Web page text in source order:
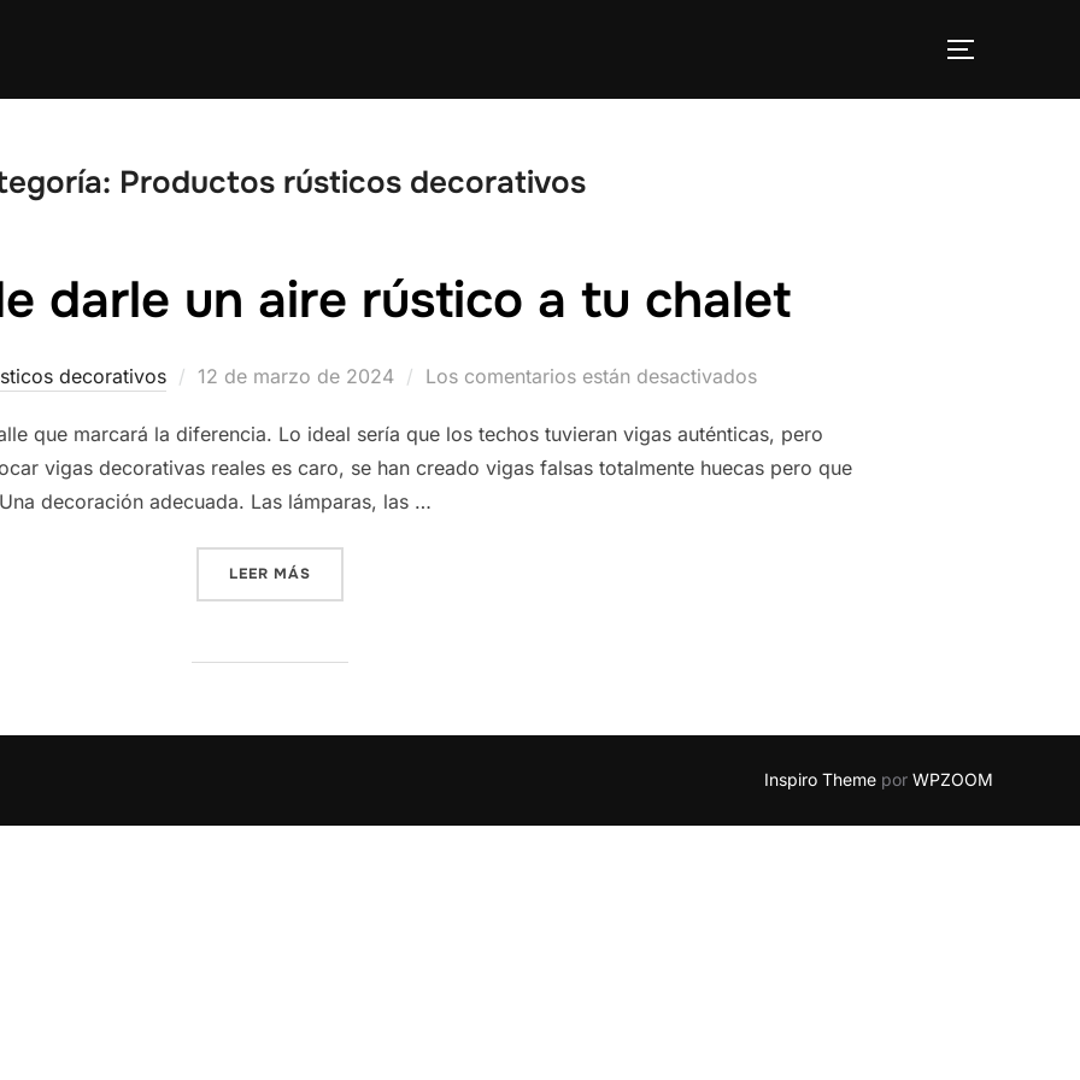
Productos rústicos decorativos
darle un aire rústico a tu chalet
decorativos
Publicado
12 de marzo de 2024 Los comentarios están desactivados
que marcará la diferencia. Lo ideal sería que los techos tuvieran vigas auténticas, pero
vigas decorativas reales es caro, se han creado vigas falsas totalmente huecas pero que
decoración adecuada. Las lámparas, las …
LEER MÁS
Inspiro Theme por WPZOOM